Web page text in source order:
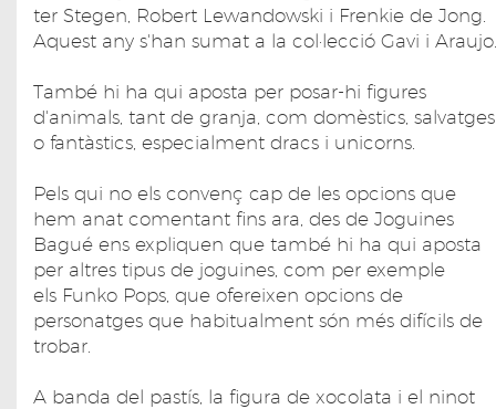
ter Stegen, Robert Lewandowski i Frenkie de Jong.
Aquest any s'han sumat a la col·lecció Gavi i Araujo.
També hi ha qui aposta per posar-hi figures
d'animals, tant de granja, com domèstics, salvatges
o fantàstics, especialment dracs i unicorns.
Pels qui no els convenç cap de les opcions que
hem anat comentant fins ara, des de Joguines
Bagué ens expliquen que també hi ha qui aposta
per altres tipus de joguines, com per exemple
els Funko Pops, que ofereixen opcions de
personatges que habitualment són més difícils de
trobar.
A banda del pastís, la figura de xocolata i el ninot